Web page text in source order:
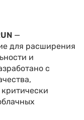
—
для расширения
и
с